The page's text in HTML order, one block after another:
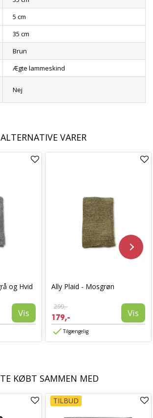
5 cm
35 cm
Brun
Ægte lammeskind
Nej
ALTERNATIVE VARER
og Hvid
Vis
Ally Plaid - Mosgrøn
299,-
179,- Vis
Tilgængelig
KØBT SAMMEN MED
TILBUD